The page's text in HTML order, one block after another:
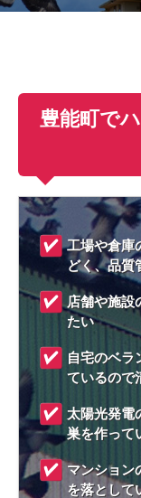
豊能町で
工場や倉庫
どく、品質
店舗や施設
たい
自宅のベラ
ているので
太陽光発電
巣を作って
マンション
を落として